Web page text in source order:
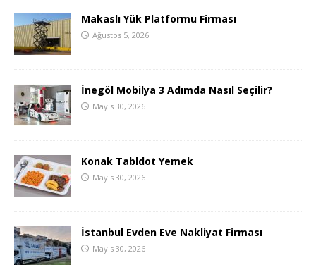
Makaslı Yük Platformu Firması
Ağustos 5, 2026
İnegöl Mobilya 3 Adımda Nasıl Seçilir?
Mayıs 30, 2026
Konak Tabldot Yemek
Mayıs 30, 2026
İstanbul Evden Eve Nakliyat Firması
Mayıs 30, 2026